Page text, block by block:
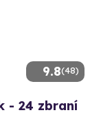
9.8(48)
- 24 zbraní